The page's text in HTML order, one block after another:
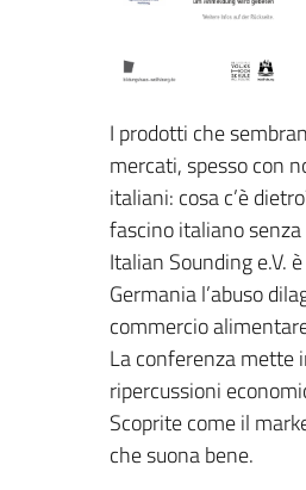
I prodotti che
mercati, spesso con
italiani: cosa c’è
fascino italiano
Italian Sounding e.V.
Germania l’abuso
commercio
La conferenza mette
ripercussioni
Scoprite come il
che suona bene.